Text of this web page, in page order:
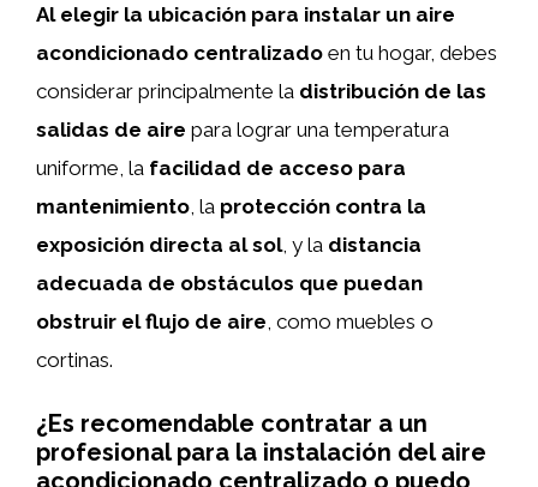
Al elegir la ubicación para instalar un aire
acondicionado centralizado en tu hogar, debes
considerar principalmente la distribución de las
salidas de aire para lograr una temperatura
uniforme, la facilidad de acceso para
mantenimiento , la protección contra la
exposición directa al sol, y la distancia
adecuada de obstáculos que puedan
obstruir el flujo de aire , como muebles o
cortinas.
¿Es recomendable contratar a un
profesional para la instalación del aire
acondicionado centralizado o puedo